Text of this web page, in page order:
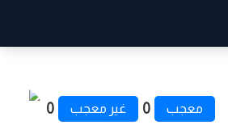
معجب 0 غير معجب 0